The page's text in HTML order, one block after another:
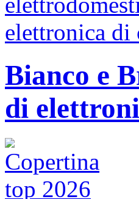
Bianco e
di